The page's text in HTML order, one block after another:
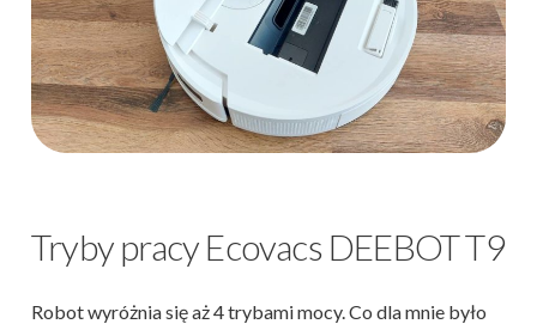
Tryby pracy Ecovacs DEEBOT T9
Robot wyróżnia się aż 4 trybami mocy. Co dla mnie było